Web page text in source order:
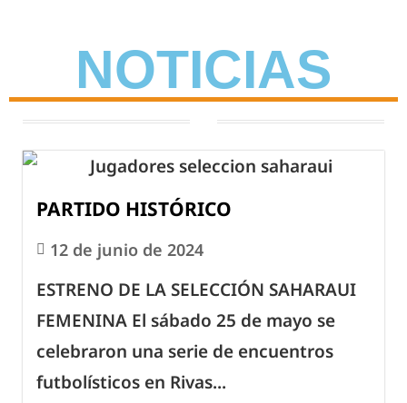
NOTICIAS
PARTIDO HISTÓRICO
12 de junio de 2024
ESTRENO DE LA SELECCIÓN SAHARAUI
FEMENINA El sábado 25 de mayo se
celebraron una serie de encuentros
futbolísticos en Rivas...